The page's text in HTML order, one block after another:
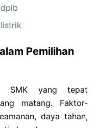
Pemilihan
SMK yang tepat
matang. Faktor-
daya tahan,